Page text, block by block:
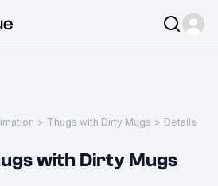
> Thugs with Dirty Mugs > Details
with Dirty Mugs